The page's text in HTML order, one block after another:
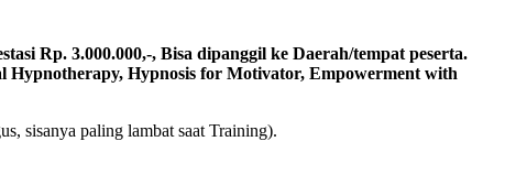
Rp. 3.000.000,-, Bisa dipanggil ke Daerah/tempat peserta.
Hypnotherapy, Hypnosis for Motivator, Empowerment with
sisanya paling lambat saat Training).